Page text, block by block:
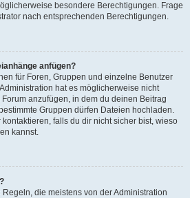
besondere Berechtigungen. Frage
nach entsprechenden Berechtigungen.
anfügen?
für Foren, Gruppen und einzelne Benutzer
hat es möglicherweise nicht
anzufügen, in dem du deinen Beitrag
Gruppen dürfen Dateien hochladen.
falls du dir nicht sicher bist, wieso
kannst.
die meistens von der Administration